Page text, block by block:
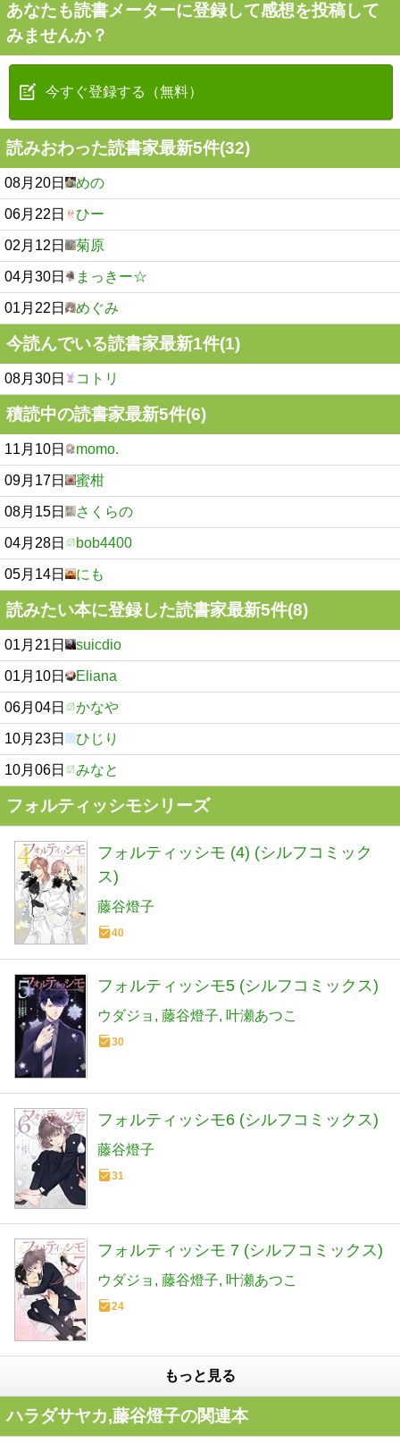
あなたも読書メーターに登録して感想を投稿して
みませんか？
今すぐ登録する（無料）
読みおわった読書家最新5件(32)
08月20日 めの
06月22日 ひー
02月12日 菊原
04月30日 まっきー☆
01月22日 めぐみ
今読んでいる読書家最新1件(1)
08月30日 コトリ
積読中の読書家最新5件(6)
11月10日 momo.
09月17日 蜜柑
08月15日 さくらの
04月28日 bob4400
05月14日 にも
読みたい本に登録した読書家最新5件(8)
01月21日 suicdio
01月10日 Eliana
06月04日 かなや
10月23日 ひじり
10月06日 みなと
フォルティッシモシリーズ
フォルティッシモ (4) (シルフコミック
ス)
藤谷燈子
40
フォルティッシモ5 (シルフコミックス)
ウダジョ 藤谷燈子 叶瀬あつこ
30
フォルティッシモ6 (シルフコミックス)
藤谷燈子
31
フォルティッシモ 7 (シルフコミックス)
ウダジョ 藤谷燈子 叶瀬あつこ
24
もっと見る
ハラダサヤカ,藤谷燈子の関連本